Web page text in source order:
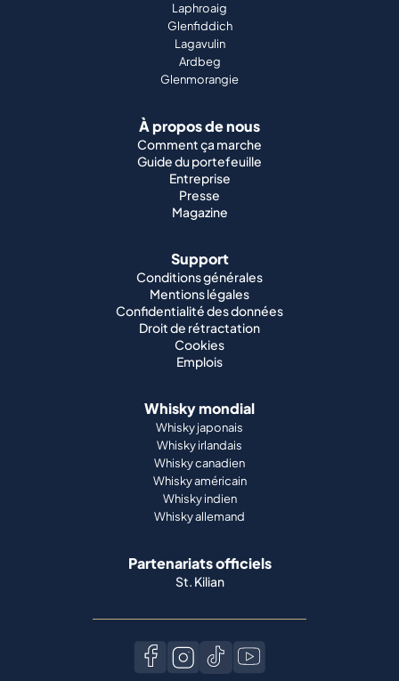
Laphroaig
Glenfiddich
Lagavulin
Ardbeg
Glenmorangie
À propos de nous
Comment ça marche
Guide du portefeuille
Entreprise
Presse
Magazine
Support
Conditions générales
Mentions légales
Confidentialité des données
Droit de rétractation
Cookies
Emplois
Whisky mondial
Whisky japonais
Whisky irlandais
Whisky canadien
Whisky américain
Whisky indien
Whisky allemand
Partenariats officiels
St. Kilian